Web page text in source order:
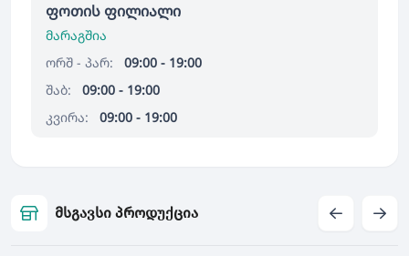
ფოთის ფილიალი
მარაგშია
ორშ - პარ:
09:00 - 19:00
შაბ:
09:00 - 19:00
კვირა:
09:00 - 19:00
მსგავსი პროდუქცია